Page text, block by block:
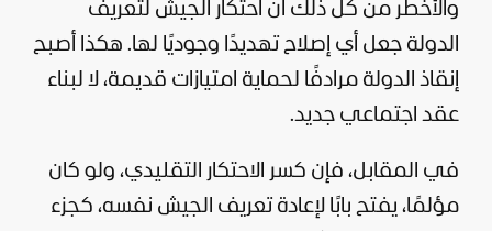
والأخطر من كل ذلك أن احتكار الجيش لتعريف
الدولة جعل أي إصلاح تهديدًا وجوديًا لها. هكذا أصبح
إنقاذ الدولة مرادفًا لحماية امتيازات قديمة، لا لبناء
عقد اجتماعي جديد.
في المقابل، فإن كسر الاحتكار التقليدي، ولو كان
مؤلمًا، يفتح بابًا لإعادة تعريف الجيش نفسه، كجزء